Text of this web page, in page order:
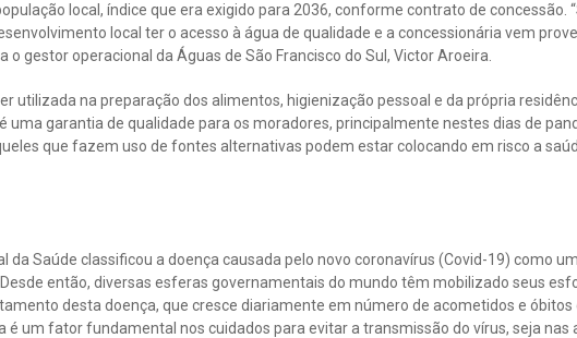
local, índice que era exigido para 2036, conforme contrato de concessão.
local ter o acesso à água de qualidade e a concessionária vem
o gestor operacional da Águas de São Francisco do Sul, Victor Aroeira.
utilizada na preparação dos alimentos, higienização pessoal e da própria
uma garantia de qualidade para os moradores, principalmente nestes dias de
que fazem uso de fontes alternativas podem estar colocando em risco a
da Saúde classificou a doença causada pelo novo coronavírus (Covid-19) como
então, diversas esferas governamentais do mundo têm mobilizado seus
desta doença, que cresce diariamente em número de acometidos e
é um fator fundamental nos cuidados para evitar a transmissão do vírus, seja nas